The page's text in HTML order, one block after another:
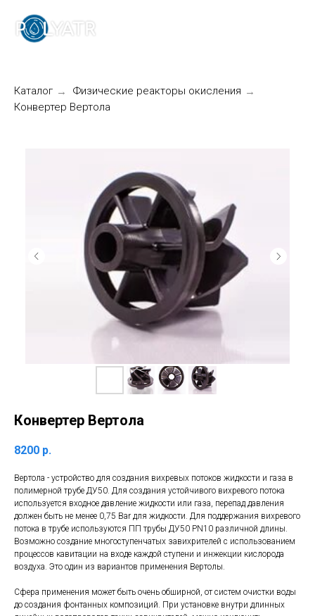
Каталог → Физические реакторы окисления →
Конвертер Вертола
Конвертер Вертола
8200 р.
Вертола - устройство для создания вихревых потоков жидкости и газа в
полимерной трубе ДУ50. Для создания устойчивого вихревого потока
используется входное давление жидкости или газа, перепад давления
должен быть не менее 0,75 Bar для жидкости. Для поддержания вихревого
потока в трубе используются ПП трубы ДУ50 PN10 различной длины.
Возможно создание многоступенчатых завихрителей с использованием
процессов кавитации на входе каждой ступени и инжекции кислорода
воздуха. Это один из вариантов применения Вертолы.
Сфера применения может быть очень обширной, от систем очистки воды
до создания фонтанных композиций. При установке внутри длинных